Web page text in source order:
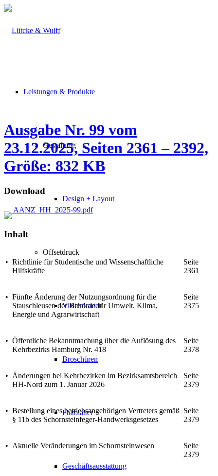
Leistungen & Produkte
Gestaltung
Design + Layout
Offsetdruck
Visitenkarten
Broschüren
Faltblätter
Geschäftsausstattung
Ausgabe Nr. 99 vom
23.12.2025, Seiten 2361 – 2392,
Größe: 832 KB
Download
AANZ_HH_2025-99.pdf
Inhalt
• Richtlinie für Studentische und Wissenschaftliche
Hilfskräfte
Seite
2361
• Fünfte Änderung der Nutzungsordnung für die
Stauschleusen der Behörde für Umwelt, Klima,
Energie und Agrarwirtschaft
Seite
2375
• Öffentliche Bekanntmachung über die Auflösung des
Kehrbezirks Hamburg Nr. 418
Seite
2378
• Änderungen bei Kehrbezirken im Bezirksamtsbereich
HH-Nord zum 1. Januar 2026
Seite
2379
• Bestellung eines betriebsangehörigen Vertreters gemäß
§ 11b des Schornsteinfeger-Handwerksgesetzes
Seite
2379
• Aktuelle Veränderungen im Schornsteinwesen
Seite
2379